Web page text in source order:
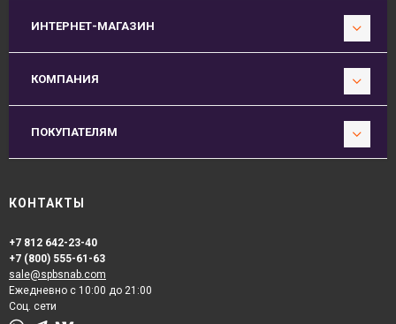
ИНТЕРНЕТ-МАГАЗИН
КОМПАНИЯ
ПОКУПАТЕЛЯМ
КОНТАКТЫ
+7 812 642-23-40
+7 (800) 555-61-63
sale@spbsnab.com
Ежедневно с 10:00 до 21:00
Соц. сети